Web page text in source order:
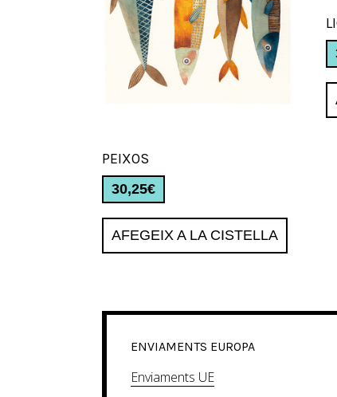
PEIXOS
30,25€
AFEGEIX A LA CISTELLA
ENVIAMENTS EUROPA
Enviaments UE